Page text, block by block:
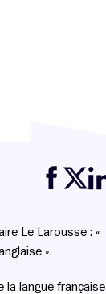
Le Larousse : «
».
la langue française